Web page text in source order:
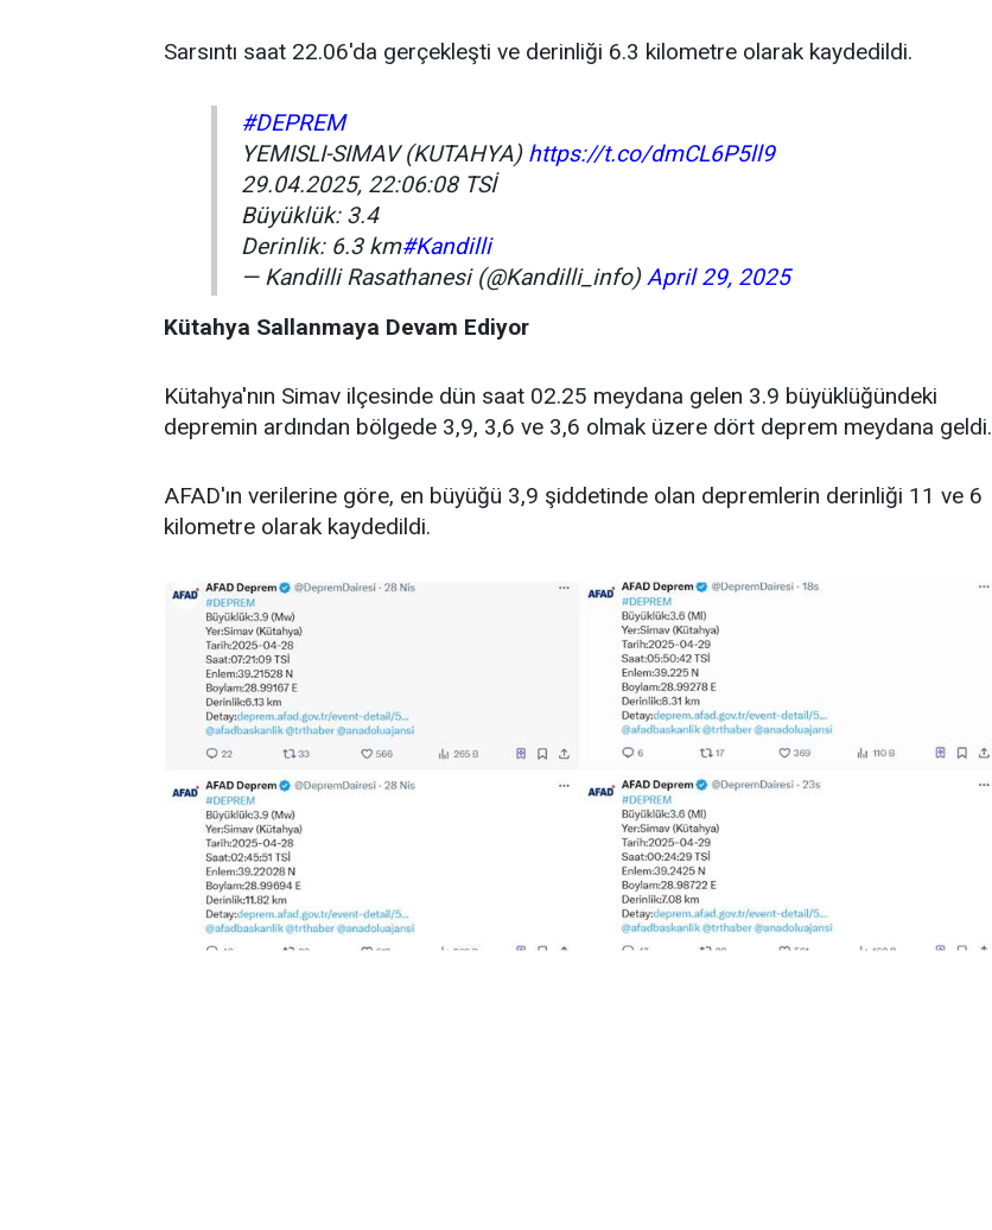
Sarsıntı saat 22.06'da gerçekleşti ve derinliği 6.3 kilometre olarak kaydedildi.
#DEPREM
YEMISLI-SIMAV (KUTAHYA) https://t.co/dmCL6P5ll9
29.04.2025, 22:06:08 TSİ
Büyüklük: 3.4
Derinlik: 6.3 km#Kandilli
— Kandilli Rasathanesi (@Kandilli_info)April 29, 2025
Kütahya Sallanmaya Devam Ediyor
Kütahya'nın Simav ilçesinde dün saat 02.25 meydana gelen 3.9 büyüklüğündeki
depremin ardından bölgede 3,9, 3,6 ve 3,6 olmak üzere dört deprem meydana geldi.
AFAD'ın verilerine göre, en büyüğü 3,9 şiddetinde olan depremlerin derinliği 11 ve 6
kilometre olarak kaydedildi.